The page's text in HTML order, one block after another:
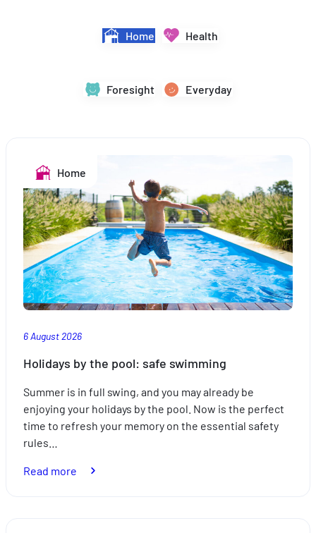
Home Health
Foresight Everyday
Home
6 August 2026
Holidays by the pool: safe swimming
Summer is in full swing, and you may already be
enjoying your holidays by the pool. Now is the perfect
time to refresh your memory on the essential safety
rules…
Read more